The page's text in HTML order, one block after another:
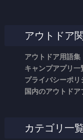
アウトドア
アウトドア用語集
キャンプアプリ一
プライバシーポリ
国内のアウトド
カテゴリ一